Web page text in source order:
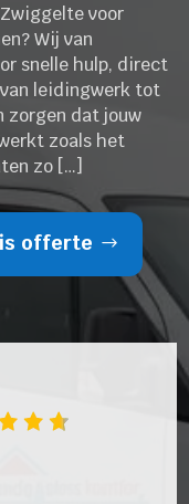
voor
Wij van
snelle hulp, direct
leidingwerk tot
zorgen dat jouw
zoals het
zo […]
offerte